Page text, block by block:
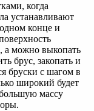
когда
устанавливают
конце и
а можно выкопать
брус, закопать и
бруски с шагом в
широкий будет
массу